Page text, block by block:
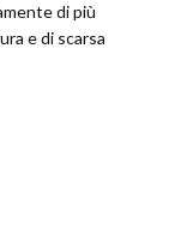
di più
e di scarsa